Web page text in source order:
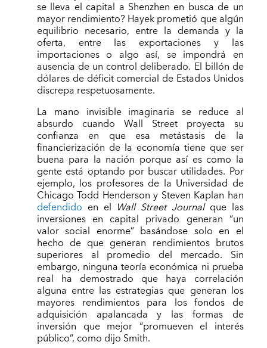
se lleva el capital a Shenzhen en busca de un
mayor rendimiento? Hayek prometió que algún
equilibrio necesario, entre la demanda y la
oferta, entre las exportaciones y las
importaciones o algo así, se impondrá en
ausencia de un control deliberado. El billón de
dólares de déficit comercial de Estados Unidos
discrepa respetuosamente.
La mano invisible imaginaria se reduce al
absurdo cuando Wall Street proyecta su
confianza en que esa metástasis de la
financierización de la economía tiene que ser
buena para la nación porque así es como la
gente está optando por buscar utilidades. Por
ejemplo, los profesores de la Universidad de
Chicago Todd Henderson y Steven Kaplan han
defendido en el Wall Street Journalque las
inversiones en capital privado generan “un
valor social enorme” basándose solo en el
hecho de que generan rendimientos brutos
superiores al promedio del mercado. Sin
embargo, ninguna teoría económica ni prueba
real ha demostrado que haya correlación
alguna entre las estrategias que generan los
mayores rendimientos para los fondos de
adquisición apalancada y las formas de
inversión que mejor “promueven el interés
público”, como dijo Smith.